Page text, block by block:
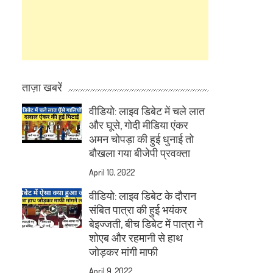
ताज़ा खबरें
वीडियो: लाइव डिबेट में चले लात
और घूसे, गोदी मीडिया एंकर
अमन चोपड़ा की हुई धुनाई तो
बौखला गया बीजेपी प्रवक्ता
April 10, 2022
वीडियो: लाइव डिबेट के दौरान
संबित पात्रा की हुई भयंकर
बेइज्जती, बीच डिबेट में पात्रा ने
शोएब और रहमानी से हाथ
जोड़कर मांगी माफी
April 9, 2022